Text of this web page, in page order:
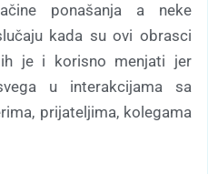
ponašanja a neke
kada su ovi obrasci
je i korisno menjati jer
u interakcijama sa
prijateljima, kolegama